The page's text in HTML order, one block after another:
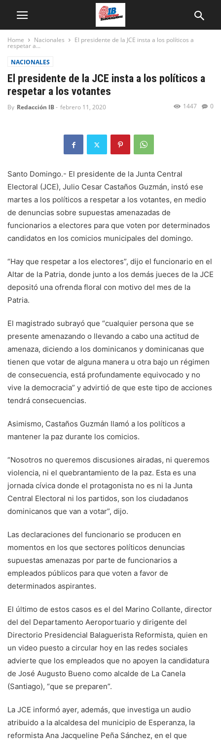
Home Nacionales El presidente de la JCE insta a los políticos a
respetar a...
NACIONALES
El presidente de la JCE insta a los políticos a
respetar a los votantes
By Redacción IB- febrero 11, 2020 0
1447
Santo Domingo.- El presidente de la Junta Central
Electoral (JCE), Julio Cesar Castaños Guzmán, instó ese
martes a los políticos a respetar a los votantes, en medio
de denuncias sobre supuestas amenazadas de
funcionarios a electores para que voten por determinados
candidatos en los comicios municipales del domingo.
“Hay que respetar a los electores”, dijo el funcionario en el
Altar de la Patria, donde junto a los demás jueces de la JCE
depositó una ofrenda floral con motivo del mes de la
Patria.
El magistrado subrayó que “cualquier persona que se
presente amenazando o llevando a cabo una actitud de
amenaza, diciendo a los dominicanos y dominicanas que
tienen que votar de alguna manera u otra bajo un régimen
de consecuencia, está profundamente equivocado y no
vive la democracia” y advirtió de que este tipo de acciones
tendrá consecuencias.
Asimismo, Castaños Guzmán llamó a los políticos a
mantener la paz durante los comicios.
“Nosotros no queremos discusiones airadas, ni queremos
violencia, ni el quebrantamiento de la paz. Esta es una
jornada cívica donde el protagonista no es ni la Junta
Central Electoral ni los partidos, son los ciudadanos
dominicanos que van a votar”, dijo.
Las declaraciones del funcionario se producen en
momentos en los que sectores políticos denuncias
supuestas amenazas por parte de funcionarios a
empleados públicos para que voten a favor de
determinados aspirantes.
El último de estos casos es el del Marino Collante, director
del del Departamento Aeroportuario y dirigente del
Directorio Presidencial Balaguerista Reformista, quien en
un video puesto a circular hoy en las redes sociales
advierte que los empleados que no apoyen la candidatura
de José Augusto Bueno como alcalde de La Canela
(Santiago), “que se preparen”.
La JCE informó ayer, además, que investiga un audio
atribuido a la alcaldesa del municipio de Esperanza, la
reformista Ana Jacqueline Peña Sánchez, en el que